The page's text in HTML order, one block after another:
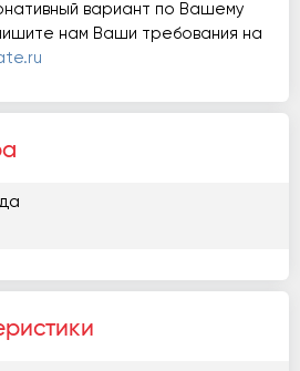
вариант по Вашему
нам Ваши требования на